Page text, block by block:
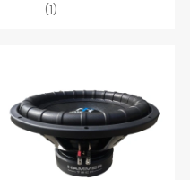
(1)